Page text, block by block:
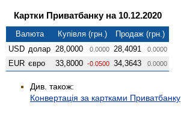
Картки Приватбанку на 10.12.2020
Валюта Купівля (грн.)
Продаж (грн.)
USD долар 28,0000 0.0000 28,4091 0.0000
EUR євро 33,8000 -0.0500 34,3643 0.0000
Див. також:
Конвертація за картками Приватбанку